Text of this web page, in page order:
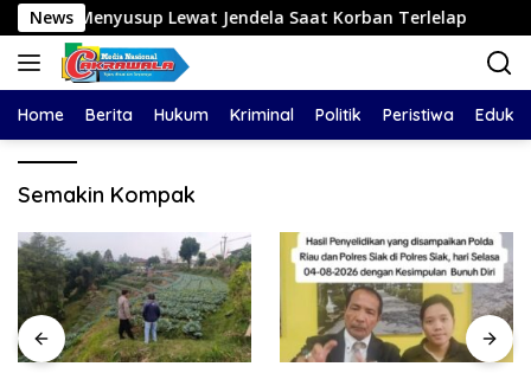
Langsung
ke
konten
NewsLewat Jendela Saat Korban Terlelap
Home Berita Hukum Kriminal Politik Peristiwa
Semakin Kompak